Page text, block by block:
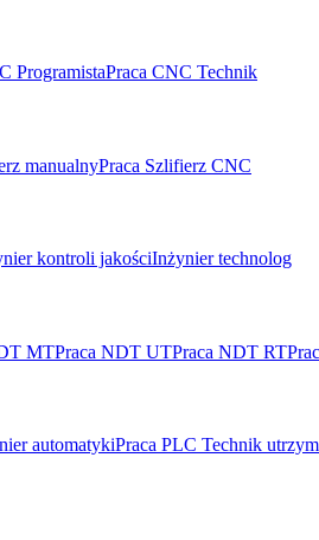
ProgramistaPraca CNC Technik
manualnyPraca Szlifierz CNC
kontroli jakościInżynier technolog
MTPraca NDT UTPraca NDT RT
automatykiPraca PLC Technik